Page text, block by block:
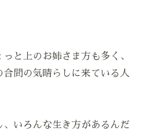
と上のお姉さま方も多く、
間の気晴らしに来ている人
、いろんな生き方があるんだ